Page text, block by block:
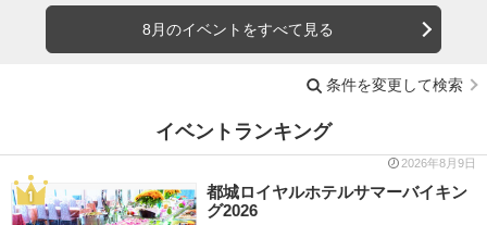
8月のイベントをすべて見る
条件を変更して検索
イベントランキング
2026年8月9日
都城ロイヤルホテルサマーバイキン
グ2026